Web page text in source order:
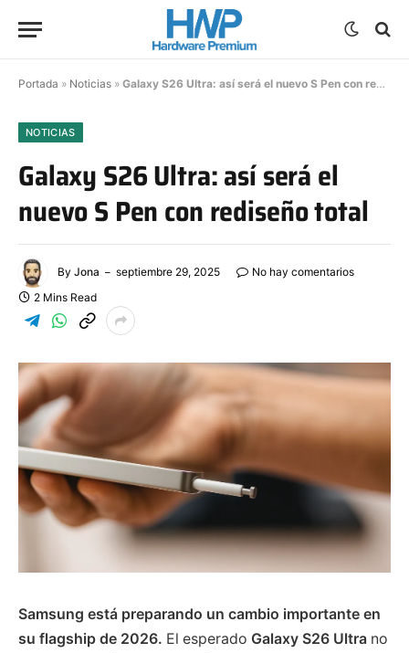
Portada » Noticias » Galaxy S26 Ultra: así será el nuevo S Pen con rediseño total
NOTICIAS
Galaxy S26 Ultra: así será el
nuevo S Pen con rediseño total
By Jona septiembre 29, 2025
No hay comentarios
2 Mins Read
Samsung está preparando un cambio importante en
su flagship de 2026. El esperado Galaxy S26 Ultra no